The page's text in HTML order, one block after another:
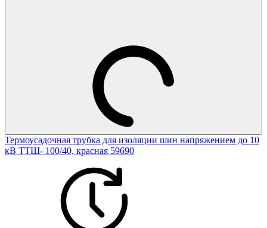
Термоусадочная трубка для изоляции шин напряжением до 10
кВ ТТШ- 100/40, красная 59690